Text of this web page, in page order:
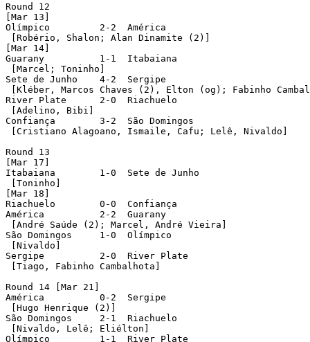
Round 12
[Mar 13]
Olímpico	 2-2  América
[Robério, Shalon; Alan Dinamite (2)]
[Mar 14]
Guarany		 1-1  Itabaiana
[Marcel; Toninho]
Sete de Junho	 4-2  Sergipe
[Kléber, Marcos Chaves (2), Elton (og); Fabinho
River Plate	 2-0  Riachuelo
[Adelino, Bibi]
Confiança	 3-2  São Domingos
[Cristiano Alagoano, Ismaile, Cafu; Lelê, Nivaldo]
Round 13
[Mar 17]
Itabaiana	 1-0  Sete de Junho
[Toninho]
[Mar 18]
Riachuelo	 0-0  Confiança
América		 2-2  Guarany
[André Saúde (2); Marcel, André Vieira]
São Domingos	 1-0  Olímpico
[Nivaldo]
Sergipe		 2-0  River Plate
[Tiago, Fabinho Cambalhota]
Round 14 [Mar 21]
América		 0-2  Sergipe
[Hugo Henrique (2)]
São Domingos	 2-1  Riachuelo
[Nivaldo, Lelê; Eliélton]
Olímpico	 1-1  River Plate